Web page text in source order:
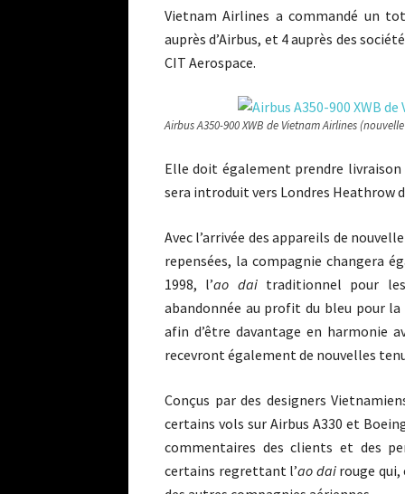
Vietnam Airlines a commandé un
auprès d’Airbus, et 4 auprès des
CIT Aerospace.
Airbus A350-900 XWB de Vietnam Airlines
Elle doit également prendre livraison
sera introduit vers Londres Heathrow
Avec l’arrivée des appareils de
repensées, la compagnie changera
1998, l’ao daitraditionnel pour
abandonnée au profit du bleu pour la
afin d’être davantage en harmonie
recevront également de nouvelles
Conçus par des designers
certains vols sur Airbus A330 et
commentaires des clients et des
certains regrettant l’ao dairouge qui,